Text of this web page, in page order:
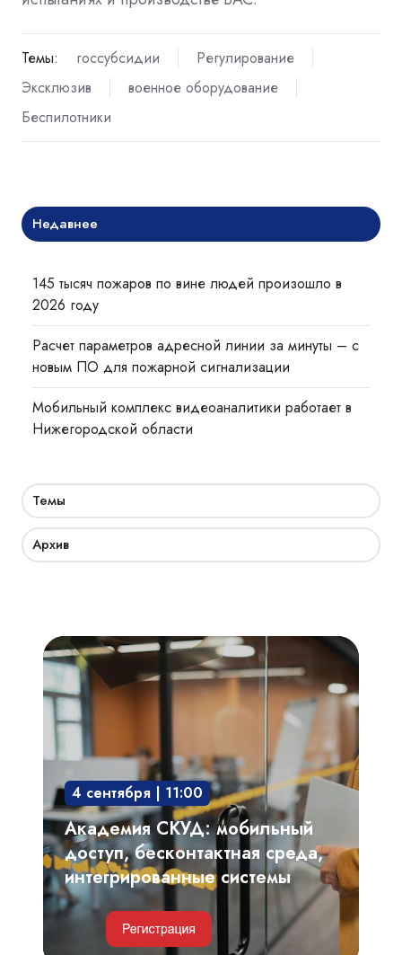
Темы: госсубсидии
Регулирование
Эксклюзив
военное оборудование
Беспилотники
Недавнее
145 тысяч пожаров по вине людей произошло в
2026 году
Расчет параметров адресной линии за минуты – с
новым ПО для пожарной сигнализации
Мобильный комплекс видеоаналитики работает в
Нижегородской области
Темы
Архив
Академия
СКУД:
мобильный
доступ,
бесконтактная
среда,
интегрированные
системы
4 сентября | 11:00
Академия СКУД: мобильный
доступ, бесконтактная среда,
интегрированные системы